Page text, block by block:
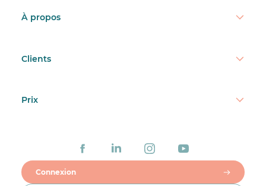
À propos
Clients
Prix
Connexion